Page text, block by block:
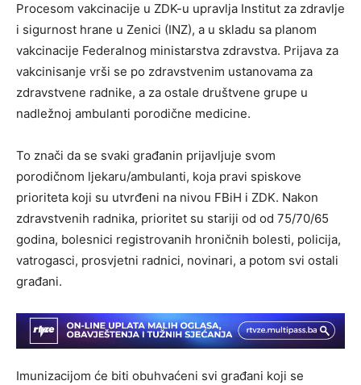
Procesom vakcinacije u ZDK-u upravlja Institut za zdravlje
i sigurnost hrane u Zenici (INZ), a u skladu sa planom
vakcinacije Federalnog ministarstva zdravstva. Prijava za
vakcinisanje vrši se po zdravstvenim ustanovama za
zdravstvene radnike, a za ostale društvene grupe u
nadležnoj ambulanti porodične medicine.
To znači da se svaki građanin prijavljuje svom
porodičnom ljekaru/ambulanti, koja pravi spiskove
prioriteta koji su utvrđeni na nivou FBiH i ZDK. Nakon
zdravstvenih radnika, prioritet su stariji od od 75/70/65
godina, bolesnici registrovanih hroničnih bolesti, policija,
vatrogasci, prosvjetni radnici, novinari, a potom svi ostali
građani.
Imunizacijom će biti obuhvaćeni svi građani koji se